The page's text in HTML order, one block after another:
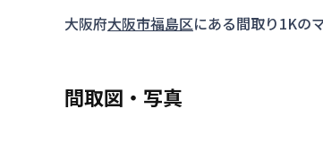
大阪府大阪市福島区にある間取り1Kの
間取図・写真